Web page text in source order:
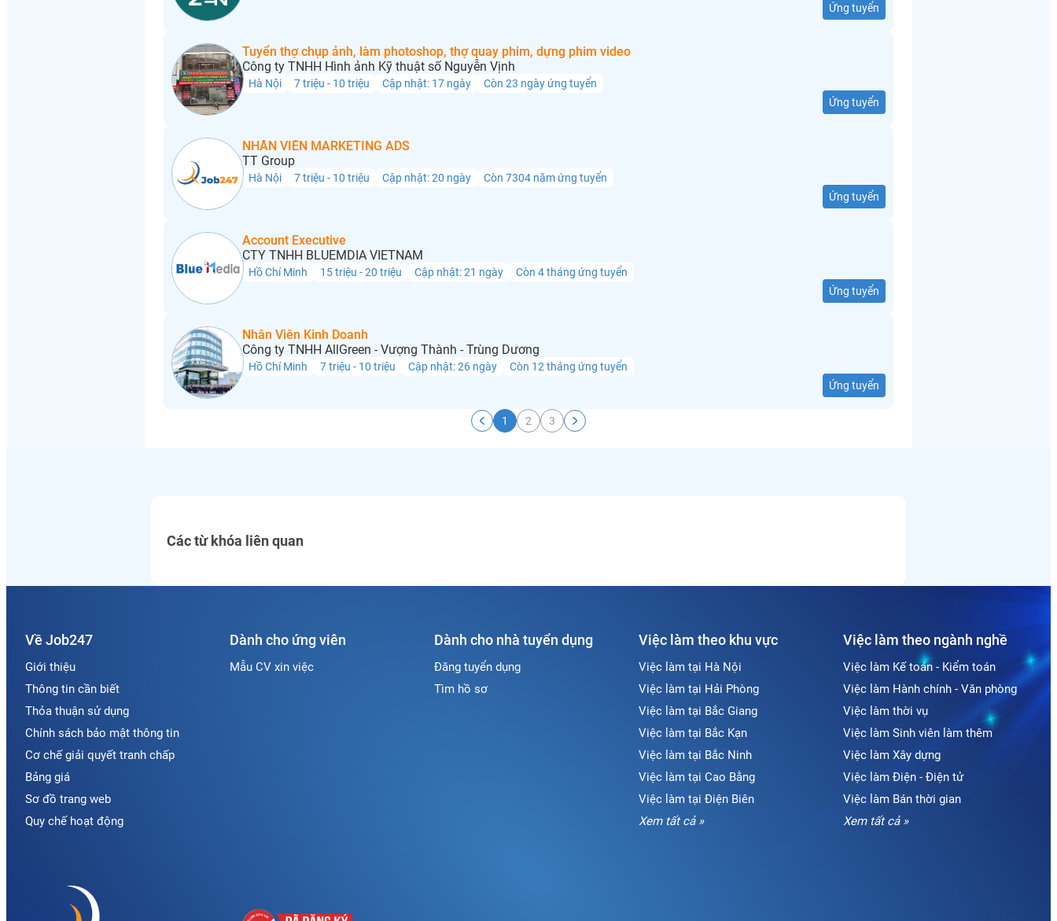
Ứng tuyển
Tuyển thợ chụp ảnh, làm photoshop, thợ quay phim, dựng phim video
Công ty TNHH Hình ảnh Kỹ thuật số Nguyễn Vịnh
Hà Nội 7 triệu - 10 triệu Cập nhật: 17 ngày
Còn 23 ngày ứng tuyển
Ứng tuyển
NHÂN VIÊN MARKETING ADS
TT Group
Hà Nội 7 triệu - 10 triệu Cập nhật: 20 ngày
Còn 7304 năm ứng tuyển
Ứng tuyển
Account Executive
CTY TNHH BLUEMDIA VIETNAM
Hồ Chí Minh 15 triệu - 20 triệu Cập nhật: 21 ngày
Còn 4 tháng ứng tuyển
Ứng tuyển
Nhân Viên Kinh Doanh
Công ty TNHH AllGreen - Vượng Thành - Trùng Dương
Hồ Chí Minh 7 triệu - 10 triệu Cập nhật: 26 ngày
Còn 12 tháng ứng tuyển
Ứng tuyển
1 2 3
Các từ khóa liên quan
Về Job247
Giới thiệu
Thông tin cần biết
Thỏa thuận sử dụng
Chính sách bảo mật thông tin
Cơ chế giải quyết tranh chấp
Bảng giá
Sơ đồ trang web
Quy chế hoạt động
Dành cho ứng viên
Mẫu CV xin việc
Dành cho nhà tuyển dụng
Đăng tuyển dụng
Tìm hồ sơ
Việc làm theo khu vực
Việc làm tại Hà Nội
Việc làm tại Hải Phòng
Việc làm tại Bắc Giang
Việc làm tại Bắc Kạn
Việc làm tại Bắc Ninh
Việc làm tại Cao Bằng
Việc làm tại Điện Biên
Xem tất cả »
Việc làm theo ngành nghề
Việc làm Kế toán - Kiểm toán
Việc làm Hành chính - Văn phòng
Việc làm thời vụ
Việc làm Sinh viên làm thêm
Việc làm Xây dựng
Việc làm Điện - Điện tử
Việc làm Bán thời gian
Xem tất cả »